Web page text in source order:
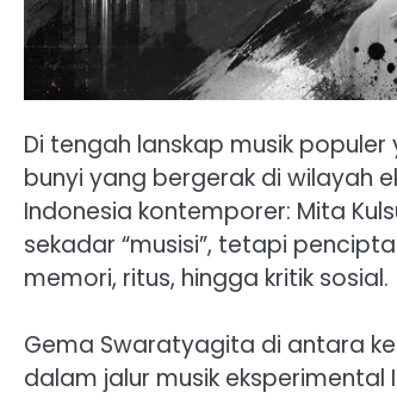
Di tengah lanskap musik
bunyi yang bergerak di wilayah
Indonesia kontemporer: Mita
sekadar “musisi”, tetapi
memori, ritus, hingga kritik sosial.
Gema Swaratyagita di antara
dalam jalur musik eksperimental